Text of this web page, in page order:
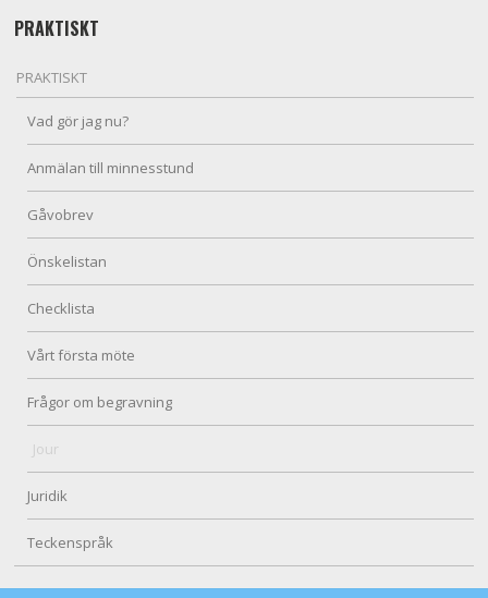
PRAKTISKT
PRAKTISKT
Vad gör jag nu?
Anmälan till minnesstund
Gåvobrev
Önskelistan
Checklista
Vårt första möte
Frågor om begravning
Jour
Juridik
Teckenspråk